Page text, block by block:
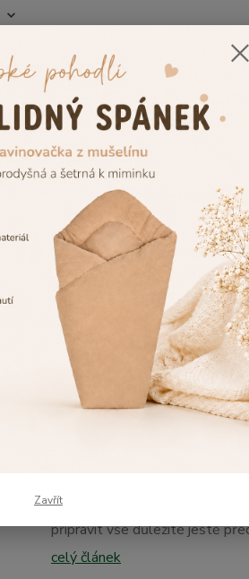
Hledat
Výbavička pro
rodiče 👶
Výbavička pro miminko
kojenecké oblečení, potřeby
připravit vše důležité ještě
celý článek
Zavřít